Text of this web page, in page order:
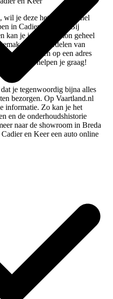
wil je deze het liefst zo snel
in Cadier en Keer. Bij
kan je jouw occasion geheel
en de voordelen van
Afleveren op een adres
Wij helpen je graag!
je tegenwoordig bijna alles
bezorgen. Op Vaartland.nl
informatie. Zo kan je het
en de onderhoudshistorie
naar de showroom in Breda
en Keer een auto online